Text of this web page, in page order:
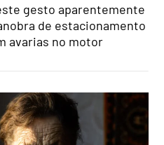
gesto aparentemente
de estacionamento
avarias no motor